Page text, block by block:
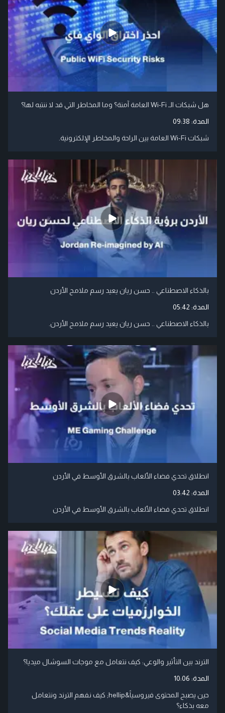
هل شبكات الـ Wi-Fi العامة آمنة؟ وما المخاطر التي قد لا ننتبه لها؟
المدة: 09:38
شبكات Wi-Fi العامة بين الراحة والمخاطر الإلكترونية.
بالذكاء الاصطناعي .. حسن ريان يعيد رسم ملامح الأردن
المدة: 05:42
بالذكاء الاصطناعي .. حسن ريان يعيد رسم ملامح الأردن.
انطلاق تحدي فضاء الألعاب بالشرق الأوسط في الأردن
المدة: 03:42
انطلاق تحدي فضاء الألعاب بالشرق الأوسط في الأردن
الترند بين التأثير والوعي: كيف نتعامل مع موجات السوشال ميديا؟
المدة: 10:06
حين يصبح المحتوى فيروسياً&hellip; كيف نفهم الترند ونتعامل
معه بذكاء؟